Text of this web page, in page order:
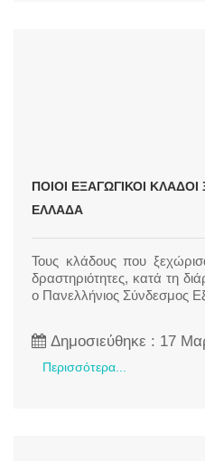
ΠΟΙΟΙ ΕΞΑΓΩΓΙΚΟΊ
ΕΛΛΆΔΑ
Τους κλάδους που
δραστηριότητες, κατά τη
ο Πανελλήνιος Σύνδεσμος
Δημοσιεύθηκε : 17
Περισσότερα...